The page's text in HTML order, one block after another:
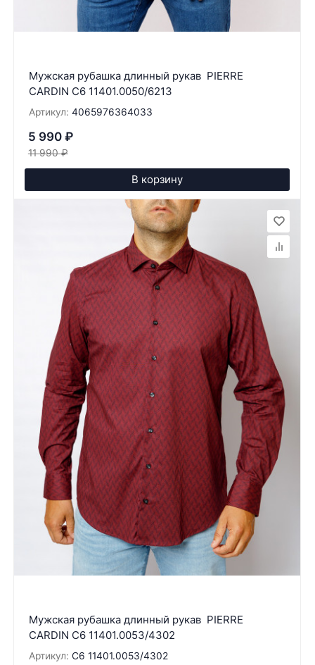
Мужская рубашка длинный рукав PIERRE
CARDIN C6 11401.0050/6213
Артикул: 4065976364033
5 990 ₽
11 990 ₽
В корзину
Мужская рубашка длинный рукав PIERRE
CARDIN C6 11401.0053/4302
Артикул: C6 11401.0053/4302